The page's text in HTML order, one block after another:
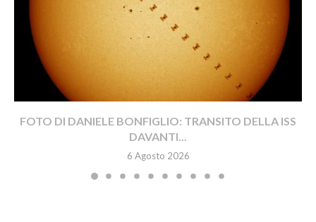
FOTO DI DANIELE BONFIGLIO: TRANSITO DELLA ISS
DAVANTI...
6 Agosto 2026